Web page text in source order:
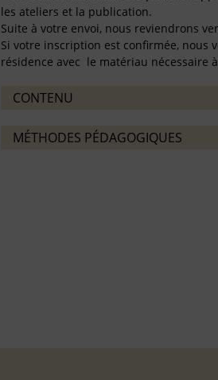
les ateliers et la publication.
Suite à votre envoi, nous reviendrons
Si votre inscription est confirmée, nous
résidence avec le matériau nécessaire
CONTENU
MÉTHODES PÉDAGOGIQUES